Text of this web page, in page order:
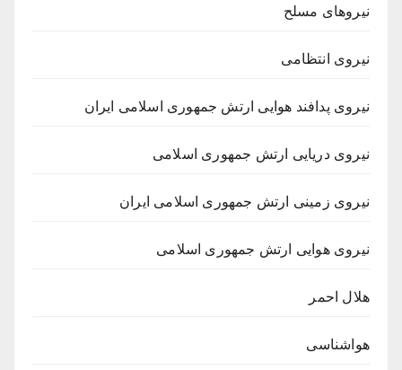
نیروهای مسلح
نیروی انتظامی
نیروی پدافند هوایی ارتش جمهوری اسلامی ایران
نیروی دریایی ارتش جمهوری اسلامی
نیروی زمینی ارتش جمهوری اسلامی ایران
نیروی هوایی ارتش جمهوری اسلامی
هلال احمر
هواشناسی